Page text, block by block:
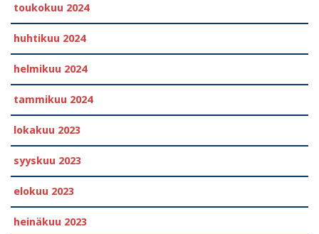
toukokuu 2024
huhtikuu 2024
helmikuu 2024
tammikuu 2024
lokakuu 2023
syyskuu 2023
elokuu 2023
heinäkuu 2023